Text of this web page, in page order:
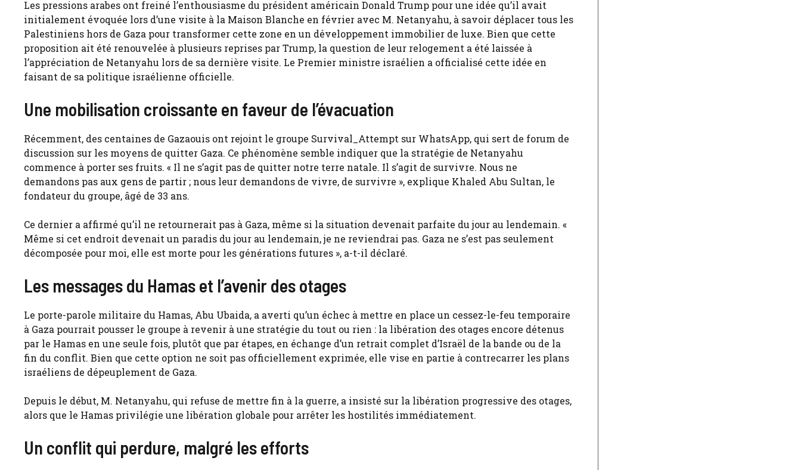
Les pressions arabes ont freiné l’enthousiasme du président américain Donald Trump pour une idée qu’il avait
initialement évoquée lors d’une visite à la Maison Blanche en février avec M. Netanyahu, à savoir déplacer tous les
Palestiniens hors de Gaza pour transformer cette zone en un développement immobilier de luxe. Bien que cette
proposition ait été renouvelée à plusieurs reprises par Trump, la question de leur relogement a été laissée à
l’appréciation de Netanyahu lors de sa dernière visite. Le Premier ministre israélien a officialisé cette idée en
faisant de sa politique israélienne officielle.
Une mobilisation croissante en faveur de l’évacuation
Récemment, des centaines de Gazaouis ont rejoint le groupe Survival_Attempt sur WhatsApp, qui sert de forum de
discussion sur les moyens de quitter Gaza. Ce phénomène semble indiquer que la stratégie de Netanyahu
commence à porter ses fruits. « Il ne s’agit pas de quitter notre terre natale. Il s’agit de survivre. Nous ne
demandons pas aux gens de partir ; nous leur demandons de vivre, de survivre », explique Khaled Abu Sultan, le
fondateur du groupe, âgé de 33 ans.
Ce dernier a affirmé qu’il ne retournerait pas à Gaza, même si la situation devenait parfaite du jour au lendemain. «
Même si cet endroit devenait un paradis du jour au lendemain, je ne reviendrai pas. Gaza ne s’est pas seulement
décomposée pour moi, elle est morte pour les générations futures », a-t-il déclaré.
Les messages du Hamas et l’avenir des otages
Le porte-parole militaire du Hamas, Abu Ubaida, a averti qu’un échec à mettre en place un cessez-le-feu temporaire
à Gaza pourrait pousser le groupe à revenir à une stratégie du tout ou rien : la libération des otages encore détenus
par le Hamas en une seule fois, plutôt que par étapes, en échange d’un retrait complet d’Israël de la bande ou de la
fin du conflit. Bien que cette option ne soit pas officiellement exprimée, elle vise en partie à contrecarrer les plans
israéliens de dépeuplement de Gaza.
Depuis le début, M. Netanyahu, qui refuse de mettre fin à la guerre, a insisté sur la libération progressive des otages,
alors que le Hamas privilégie une libération globale pour arrêter les hostilités immédiatement.
Un conflit qui perdure, malgré les efforts